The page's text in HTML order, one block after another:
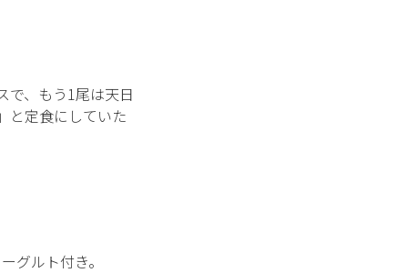
で、もう1尾は天日
と定食にしていた
グルト付き。